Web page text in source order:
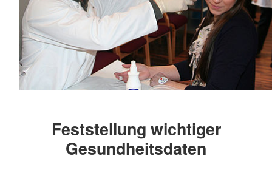
Feststellung wichtiger
Gesundheitsdaten